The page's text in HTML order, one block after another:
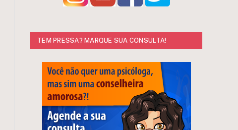
TEM PRESSA? MARQUE SUA CONSULTA!